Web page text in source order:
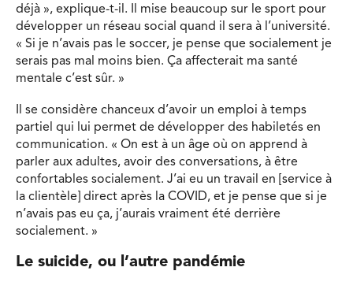
déjà », explique-t-il. Il mise beaucoup sur le sport pour
développer un réseau social quand il sera à l’université.
« Si je n’avais pas le soccer, je pense que socialement je
serais pas mal moins bien. Ça affecterait ma santé
mentale c’est sûr. »
Il se considère chanceux d’avoir un emploi à temps
partiel qui lui permet de développer des habiletés en
communication. « On est à un âge où on apprend à
parler aux adultes, avoir des conversations, à être
confortables socialement. J’ai eu un travail en [service à
la clientèle] direct après la COVID, et je pense que si je
n’avais pas eu ça, j’aurais vraiment été derrière
socialement. »
Le suicide, ou l’autre pandémie